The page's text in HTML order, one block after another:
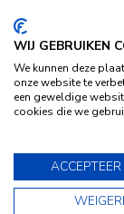
gebruik
Bekijk
WIJ GEBRUIKEN
We kunnen deze
onze website te
een geweldige
cookies die we